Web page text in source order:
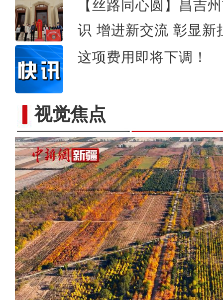
【丝路同心圆】昌吉
识 增进新交流 彰显新
这项费用即将下调！
视觉焦点